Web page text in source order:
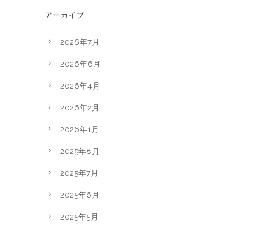
アーカイブ
2026年7月
2026年6月
2026年4月
2026年2月
2026年1月
2025年8月
2025年7月
2025年6月
2025年5月